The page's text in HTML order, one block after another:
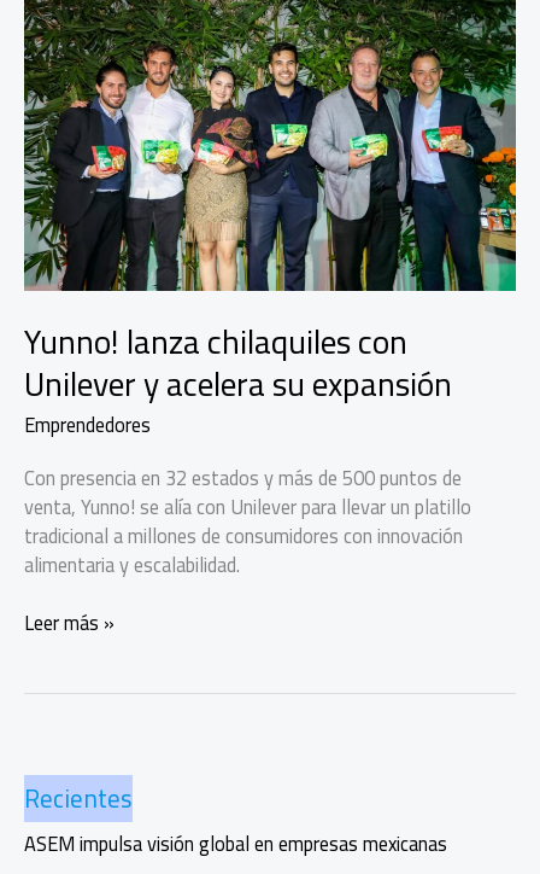
Yunno! lanza chilaquiles con
Unilever y acelera su expansión
Emprendedores
Con presencia en 32 estados y más de 500 puntos de
venta, Yunno! se alía con Unilever para llevar un platillo
tradicional a millones de consumidores con innovación
alimentaria y escalabilidad.
Yunno!
y
acelera
su
expansión
Leer más »
Recientes
ASEM impulsa visión global en empresas mexicanas